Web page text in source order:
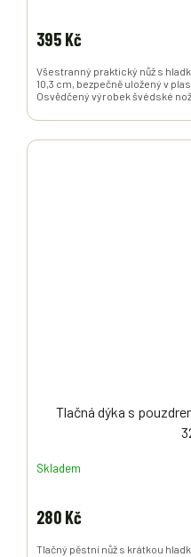
395 Kč
Všestranný praktický nůž s
10,3 cm, bezpečně uložený v
Osvědčený výrobek švédské
Tlačná dýka s
Skladem
280 Kč
Tlačný pěstní nůž s krátkou